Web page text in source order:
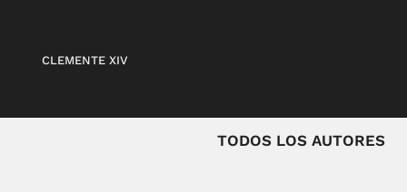
CLEMENTE XIV
TODOS LOS AUTORES